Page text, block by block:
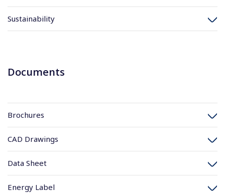
Sustainability
Documents
Brochures
CAD Drawings
Data Sheet
Energy Label